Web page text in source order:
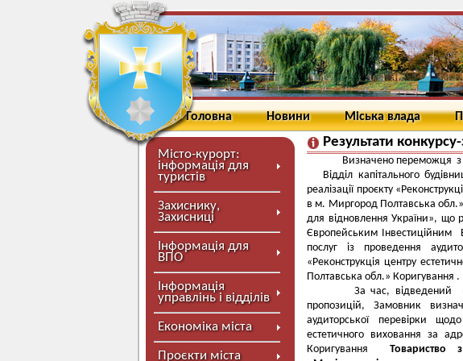
Головна Новини Міська влада
Місто-курорт:
інформація для
туристів
Захиснику,
Захисниці
Інформація для
ВПО
Інформація
управлінь і відділів
Економіка міста
Проєкти міста
Результати
Визначено переможця з
Відділ капітального
реалізації проєкту
в м. Миргород Полтавська
для відновлення України», що
Європейським Інвестиційним
послуг із проведення
«Реконструкція центру
Полтавська обл.» Коригування .
За час, відведений на
пропозицій, Замовник
аудиторської перевірки
естетичного виховання за
КоригуванняТовариство